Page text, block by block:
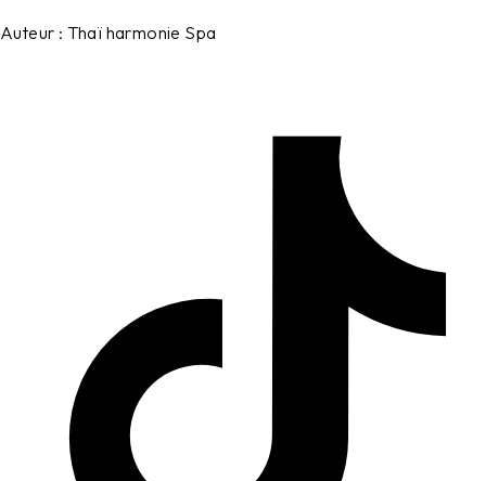
Auteur : Thaï harmonie Spa